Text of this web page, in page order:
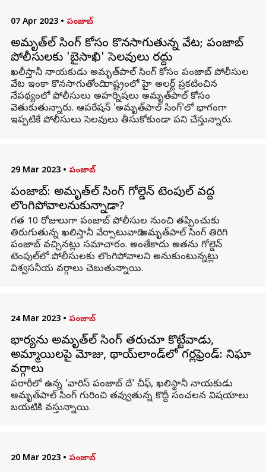
07 Apr 2023 • పంజాబ్
అమృత్‌పాల్ సింగ్ కోసం కొనసాగుతున్న వేట; పంజాబ్
పోలీసులకు 'బైసాఖి' సెలవులు రద్దు
ఖలీస్తానీ నాయకుడు అమృత్‌పాల్ సింగ్ కోసం పంజాబ్ పోలీసుల
వేట ఇంకా కొనసాగుతోంది. రాష్ట్రంలో హై అలర్ట్ ప్రకటించిన
నేపథ్యంలో పోలీసులు అహర్నిషలు అమృత్‌పాల్ కోసం
వెతుకుతున్నారు. ఆపరేషన్ 'అమృత్‌పాల్ సింగ్'లో భాగంగా
ఇప్పటికే పోలీసులు సెలవులు తీసుకోకుండా పని చేస్తున్నారు.
29 Mar 2023 • పంజాబ్
పంజాబ్: అమృత్‌పాల్ సింగ్ గోల్డెన్ టెంపుల్‌ వద్ద
లొంగిపోవాలనుకున్నాడా?
గత 10 రోజులుగా పంజాబ్ పోలీసుల నుంచి తప్పించుకు
తిరుగుతున్న ఖలిస్తానీ వేర్పాటువాది అమృత్‌పాల్ సింగ్ తిరిగి
పంజాబ్ వచ్చినట్లు సమాచారం. అంతేకాదు అతను గోల్డెన్
టెంపుల్‌లో పోలీసులకు లొంగిపోవాలని అనుకుంటున్నట్లు
విశ్వసనీయ వర్గాలు చెబుతున్నాయి.
24 Mar 2023 • పంజాబ్
భార్యను అమృత్‌పాల్ సింగ్ తరుచూ కొట్టేవాడు,
అమ్మాయిలపై మోజు, థాయ్‌లాండ్‌లో గర్లఫ్రెండ్: నిఘా
వర్గాలు
పరారీలో ఉన్న 'వారిస్ పంజాబ్ దే' చీఫ్, ఖలిస్థానీ నాయకుడు
అమృత్‌పాల్ సింగ్ గురించి తవ్వుతున్న కొద్దీ సంచలన విషయాలు
బయటికి వస్తున్నాయి.
20 Mar 2023 • పంజాబ్